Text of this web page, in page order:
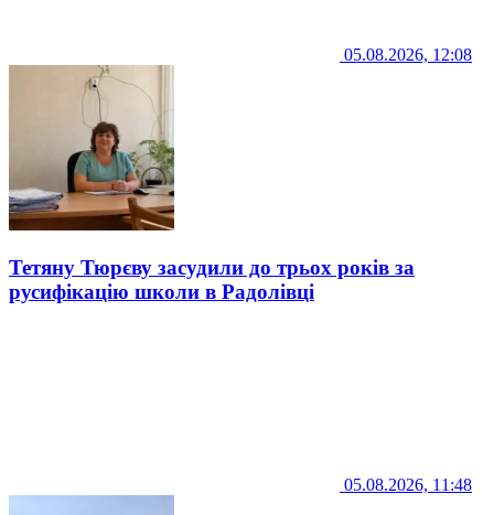
05.08.2026, 12:08
Тетяну Тюрєву засудили до трьох років за
русифікацію школи в Радолівці
05.08.2026, 11:48